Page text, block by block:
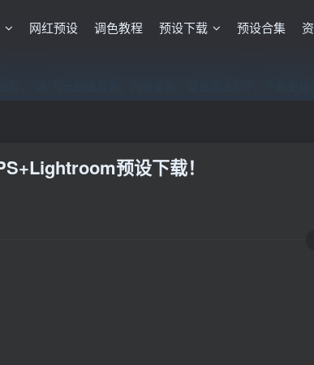
网红预设 调色教程 预设下载 预设合集
员，”送“万元超值资源，内容丰富，容量高达20T，不断更
预设下载！